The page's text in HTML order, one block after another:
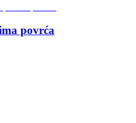
povrća